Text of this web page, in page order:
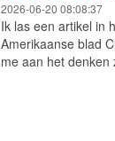
2026-06-20 08:08:37
Ik las een artikel in
Amerikaanse blad
me aan het denken